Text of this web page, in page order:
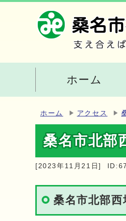
ホーム
ホーム アクセス
桑名市北部
[2023年11月21日] ID:67
桑名市北部